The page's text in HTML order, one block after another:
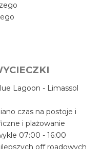
Lagoon - Limassol
czas na postoje i
i plażowanie
07:00 - 16:00
off roadowych